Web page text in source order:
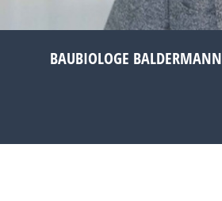
BAUBIOLOGE BALDERMANN